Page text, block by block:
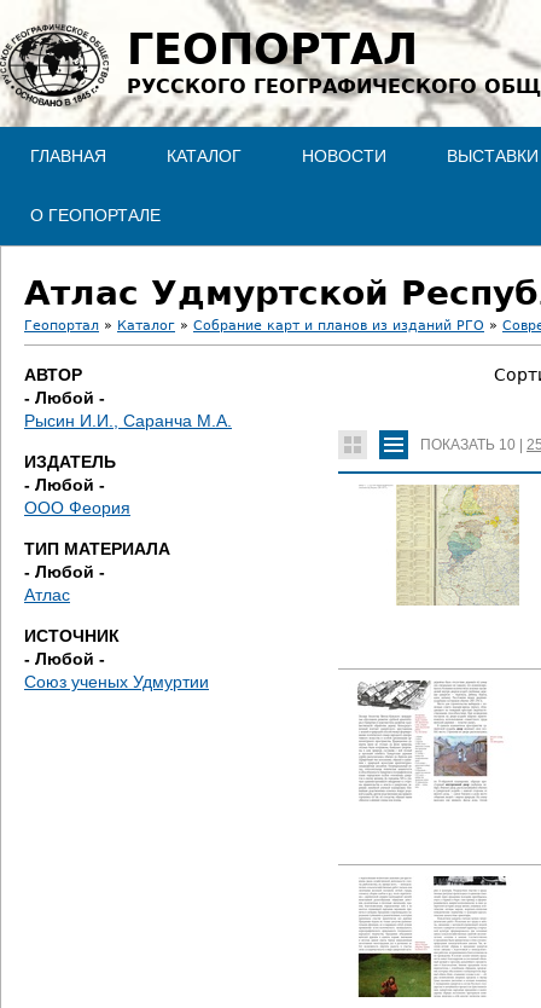
Jump to navigation
ГЕОПОРТАЛ
РУССКОГО ГЕОГРАФИЧЕСКОГО
ГЛАВНАЯ КАТАЛОГ НОВОСТИ ВЫСТАВКИ
О ГЕОПОРТАЛЕ
Атлас Удмуртской
В
ы
з
д
е
с
ь
Геопортал » Каталог » Собрание карт и планов из изданий РГО »
АВТОР
- Любой -
Рысин И.И., Саранча М.А.
ИЗДАТЕЛЬ
- Любой -
ООО Феория
ТИП МАТЕРИАЛА
- Любой -
Атлас
ИСТОЧНИК
- Любой -
Союз ученых Удмуртии
ПОКАЗАТЬ 10